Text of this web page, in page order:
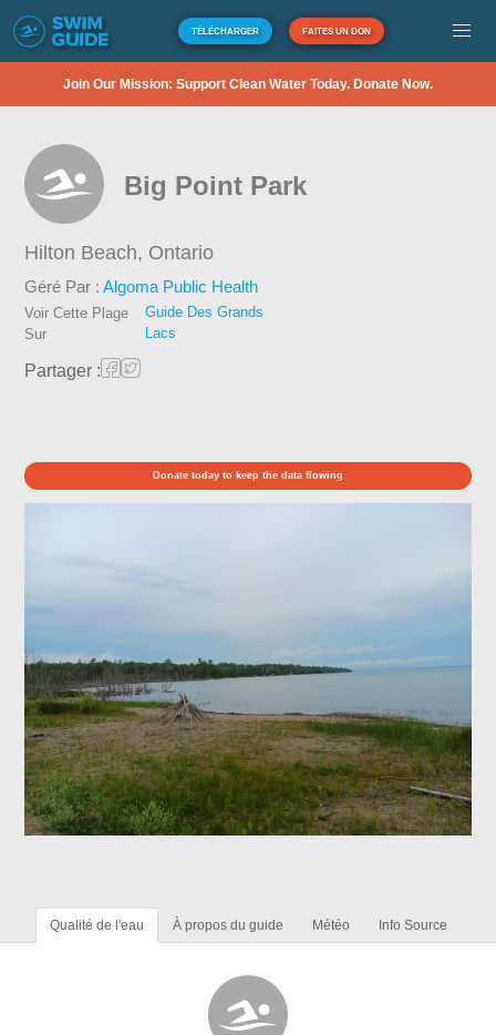
TÉLÉCHARGER FAITES UN DON
Join Our Mission: Support Clean Water Today. Donate Now.
Big Point Park
Hilton Beach, Ontario
Géré Par :Algoma Public Health
Voir Cette Plage
Sur
Guide Des Grands
Lacs
Partager :
Donate today to keep the data flowing
Qualité de l'eau À propos du guide Météo Info Source